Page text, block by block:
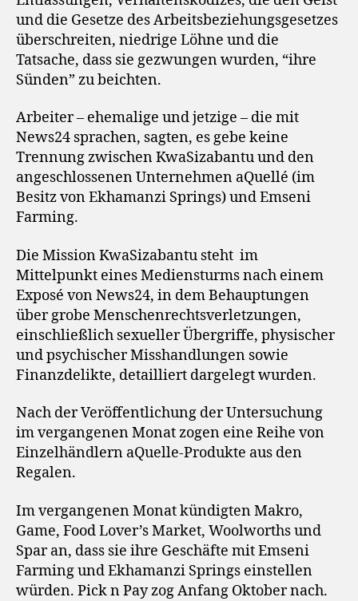
und die Gesetze des Arbeitsbeziehungsgesetzes
überschreiten, niedrige Löhne und die
Tatsache, dass sie gezwungen wurden, “ihre
Sünden” zu beichten.
Arbeiter – ehemalige und jetzige – die mit
News24 sprachen, sagten, es gebe keine
Trennung zwischen KwaSizabantu und den
angeschlossenen Unternehmen aQuellé (im
Besitz von Ekhamanzi Springs) und Emseni
Farming.
Die Mission KwaSizabantu steht im
Mittelpunkt eines Mediensturms nach einem
Exposé von News24, in dem Behauptungen
über grobe Menschenrechtsverletzungen,
einschließlich sexueller Übergriffe, physischer
und psychischer Misshandlungen sowie
Finanzdelikte, detailliert dargelegt wurden.
Nach der Veröffentlichung der Untersuchung
im vergangenen Monat zogen eine Reihe von
Einzelhändlern aQuelle-Produkte aus den
Regalen.
Im vergangenen Monat kündigten Makro,
Game, Food Lover’s Market, Woolworths und
Spar an, dass sie ihre Geschäfte mit Emseni
Farming und Ekhamanzi Springs einstellen
würden. Pick n Pay zog Anfang Oktober nach.